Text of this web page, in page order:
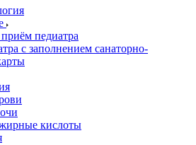
педиатра
с заполнением санаторно-
кислоты